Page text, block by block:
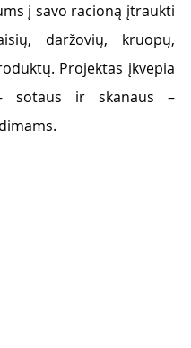
į savo racioną įtraukti
daržovių, kruopų,
Projektas įkvepia
sotaus ir skanaus –